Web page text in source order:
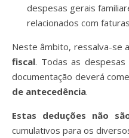
despesas gerais
relacionados com
Neste âmbito, ressalva-se
fiscal. Todas as
documentação deverá
de antecedência.
Estas deduções não
cumulativos para os